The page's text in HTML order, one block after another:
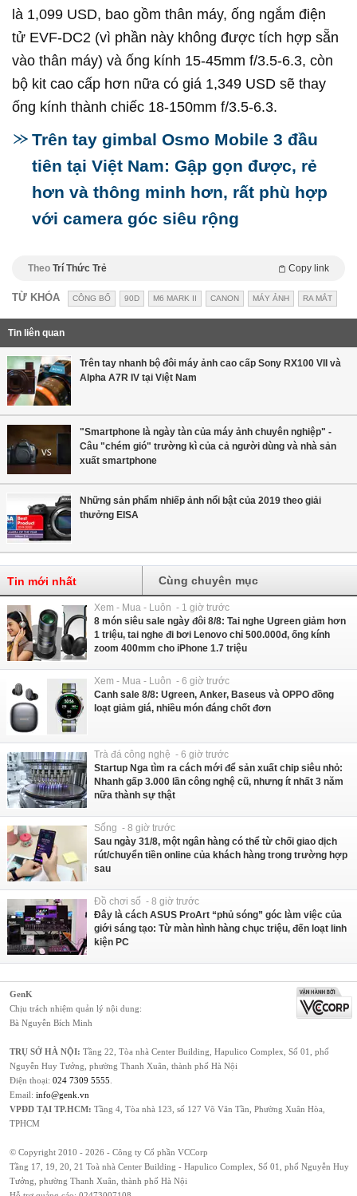
là 1,099 USD, bao gồm thân máy, ống ngắm điện
tử EVF-DC2 (vì phần này không được tích hợp sẵn
vào thân máy) và ống kính 15-45mm f/3.5-6.3, còn
bộ kit cao cấp hơn nữa có giá 1,349 USD sẽ thay
ống kính thành chiếc 18-150mm f/3.5-6.3.
Trên tay gimbal Osmo Mobile 3 đầu
tiên tại Việt Nam: Gập gọn được, rẻ
hơn và thông minh hơn, rất phù hợp
với camera góc siêu rộng
Theo Trí Thức Trẻ Copy link
TỪ KHÓA CÔNG BỐ 90D M6 MARK II CANON MÁY ẢNH RA MẮT
Tin liên quan
Trên tay nhanh bộ đôi máy ảnh cao cấp Sony RX100 VII và
Alpha A7R IV tại Việt Nam
"Smartphone là ngày tàn của máy ảnh chuyên nghiệp" -
Câu "chém gió" trường kì của cả người dùng và nhà sản
xuất smartphone
Những sản phẩm nhiếp ảnh nổi bật của 2019 theo giải
thưởng EISA
Tin mới nhất Cùng chuyên mục
Xem - Mua - Luôn - 1 giờ trước
8 món siêu sale ngày đôi 8/8: Tai nghe Ugreen giảm hơn
1 triệu, tai nghe đi bơi Lenovo chỉ 500.000đ, ống kính
zoom 400mm cho iPhone 1.7 triệu
Xem - Mua - Luôn - 6 giờ trước
Canh sale 8/8: Ugreen, Anker, Baseus và OPPO đồng
loạt giảm giá, nhiều món đáng chốt đơn
Trà đá công nghệ - 6 giờ trước
Startup Nga tìm ra cách mới để sản xuất chip siêu nhỏ:
Nhanh gấp 3.000 lần công nghệ cũ, nhưng ít nhất 3 năm
nữa thành sự thật
Sống - 8 giờ trước
Sau ngày 31/8, một ngân hàng có thể từ chối giao dịch
rút/chuyển tiền online của khách hàng trong trường hợp
sau
Đồ chơi số - 8 giờ trước
Đây là cách ASUS ProArt “phủ sóng” góc làm việc của
giới sáng tạo: Từ màn hình hàng chục triệu, đến loạt linh
kiện PC
GenK
Chịu trách nhiệm quản lý nội dung:
Bà Nguyễn Bích Minh
TRỤ SỞ HÀ NỘI: Tầng 22, Tòa nhà Center Building, Hapulico Complex, Số 01, phố
Nguyễn Huy Tưởng, phường Thanh Xuân, thành phố Hà Nội
Điện thoại: 024 7309 5555
Email: info@genk.vn
VPĐD TẠI TP.HCM: Tầng 4, Tòa nhà 123, số 127 Võ Văn Tần, Phường Xuân Hòa,
TPHCM
© Copyright 2010 - 2026 - Công ty Cổ phần VCCorp
Tầng 17, 19, 20, 21 Toà nhà Center Building - Hapulico Complex, Số 01, phố Nguyễn Huy
Tưởng, phường Thanh Xuân, thành phố Hà Nội